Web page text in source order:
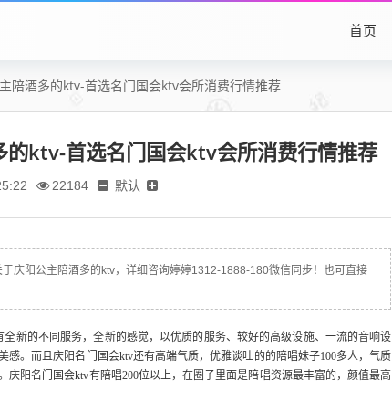
首页
陪酒多的ktv-首选名门国会ktv会所消费行情推荐
的ktv-首选名门国会ktv会所消费行情推荐
22184 默认
庆阳公主陪酒多的ktv，详细咨询婷婷1312-1888-180微信同步！也可直接
新的不同服务，全新的感觉，以优质的服务、较好的高级设施、一流的音响设
。而且庆阳名门国会ktv还有高端气质，优雅谈吐的的陪唱妹子100多人，气质
阳名门国会ktv有陪唱200位以上，在圈子里面是陪唱资源最丰富的，颜值最高